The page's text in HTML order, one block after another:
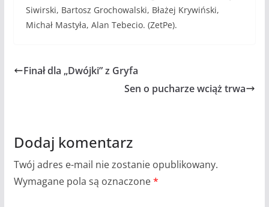
Siwirski, Bartosz Grochowalski, Błażej Krywiński,
Michał Mastyła, Alan Tebecio. (ZetPe).
Finał dla „Dwójki” z Gryfa
Sen o pucharze wciąż trwa
Dodaj komentarz
Twój adres e-mail nie zostanie opublikowany.
Wymagane pola są oznaczone*